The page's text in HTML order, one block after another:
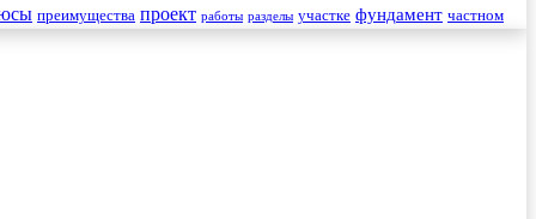
преимущества проект работы разделы участке фундамент частном